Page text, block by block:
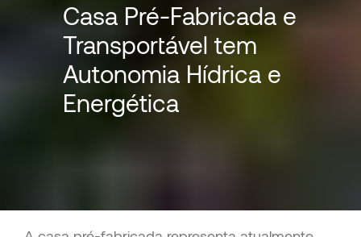
Casa Pré-Fabricada e
Transportável tem
Autonomia Hídrica e
Energética